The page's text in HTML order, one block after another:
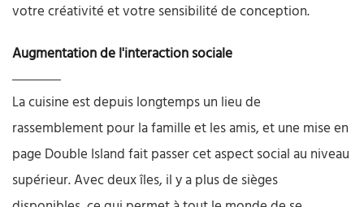
votre créativité et votre sensibilité de conception.
Augmentation de l'interaction sociale
La cuisine est depuis longtemps un lieu de
rassemblement pour la famille et les amis, et une mise en
page Double Island fait passer cet aspect social au niveau
supérieur. Avec deux îles, il y a plus de sièges